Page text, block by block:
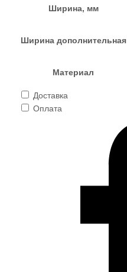
Ширина, мм
Ширина дополнительная
Материал
Доставка
Оплата